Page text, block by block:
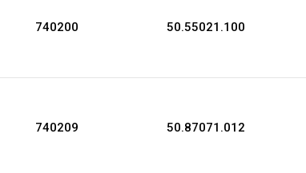
740200 50.55021.100
740209 50.87071.012